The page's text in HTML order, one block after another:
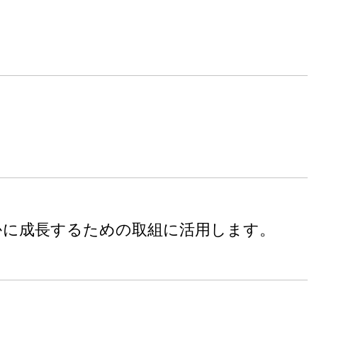
成長するための取組に活用します。